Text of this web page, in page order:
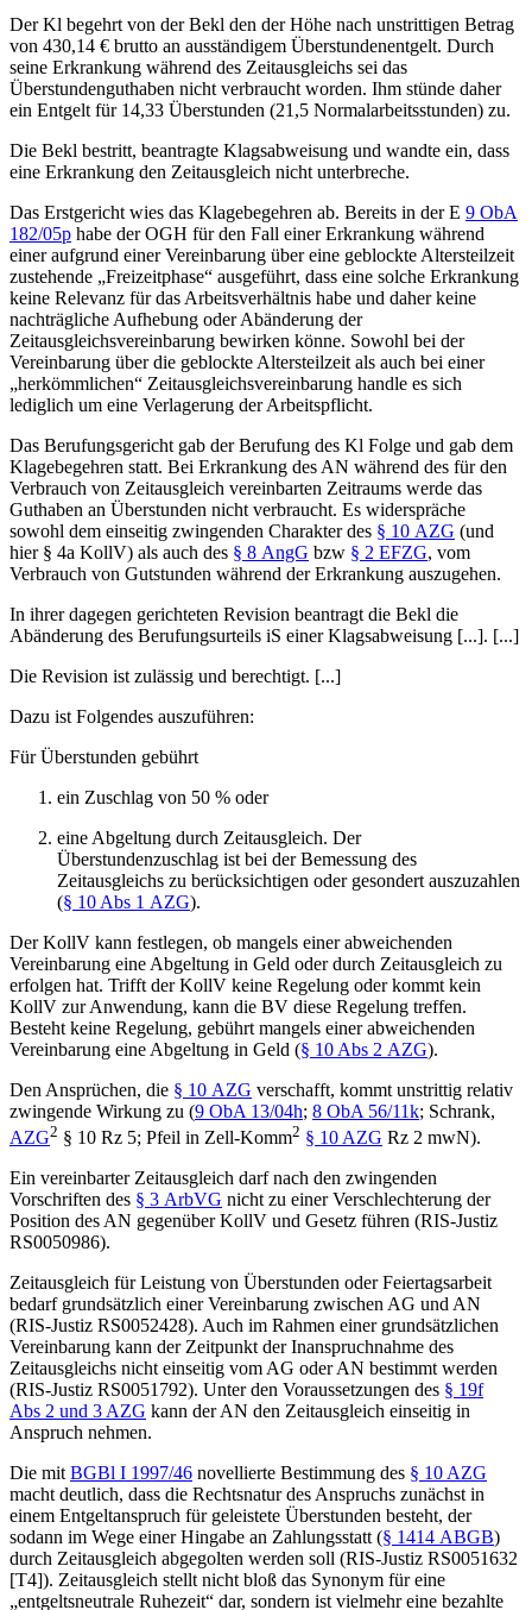
Der Kl begehrt von der Bekl den der Höhe nach unstrittigen Betrag
von 430,14 € brutto an ausständigem Überstundenentgelt. Durch
seine Erkrankung während des Zeitausgleichs sei das
Überstundenguthaben nicht verbraucht worden. Ihm stünde daher
ein Entgelt für 14,33 Überstunden (21,5 Normalarbeitsstunden) zu.
Die Bekl bestritt, beantragte Klagsabweisung und wandte ein, dass
eine Erkrankung den Zeitausgleich nicht unterbreche.
Das Erstgericht wies das Klagebegehren ab. Bereits in der E 9 ObA
182/05p habe derOGH für den Fall einer Erkrankung während
einer aufgrund einer Vereinbarung über eine geblockte Altersteilzeit
zustehende „Freizeitphase“ ausgeführt, dass eine solche Erkrankung
keine Relevanz für das Arbeitsverhältnis habe und daher keine
nachträgliche Aufhebung oder Abänderung der
Zeitausgleichsvereinbarung bewirken könne. Sowohl bei der
Vereinbarung über die geblockte Altersteilzeit als auch bei einer
„herkömmlichen“ Zeitausgleichsvereinbarung handle es sich
lediglich um eine Verlagerung der Arbeitspflicht.
Das Berufungsgericht gab der Berufung des Kl Folge und gab dem
Klagebegehren statt. Bei Erkrankung des AN während des für den
Verbrauch von Zeitausgleich vereinbarten Zeitraums werde das
Guthaben an Überstunden nicht verbraucht. Es widerspräche
sowohl dem einseitig zwingenden Charakter des § 10 AZG (und
hier § 4a KollV) als auch des § 8 AngG bzw § 2 EFZG, vom
Verbrauch von Gutstunden während der Erkrankung auszugehen.
In ihrer dagegen gerichteten Revision beantragt die Bekl die
Abänderung des Berufungsurteils iS einer Klagsabweisung [...]. [...]
Die Revision ist zulässig und berechtigt. [...]
Dazu ist Folgendes auszuführen:
Für Überstunden gebührt
ein Zuschlag von 50 % oder
eine Abgeltung durch Zeitausgleich. Der
Überstundenzuschlag ist bei der Bemessung des
Zeitausgleichs zu berücksichtigen oder gesondert auszuzahlen
(§ 10 Abs 1 AZG).
Der KollV kann festlegen, ob mangels einer abweichenden
Vereinbarung eine Abgeltung in Geld oder durch Zeitausgleich zu
erfolgen hat. Trifft der KollV keine Regelung oder kommt kein
KollV zur Anwendung, kann die BV diese Regelung treffen.
Besteht keine Regelung, gebührt mangels einer abweichenden
Vereinbarung eine Abgeltung in Geld (§ 10 Abs 2 AZG).
Den Ansprüchen, die § 10 AZG verschafft, kommt unstrittig relativ
zwingende Wirkung zu (9 ObA 13/04h; 8 ObA 56/11k; Schrank,
AZG2 § 10 Rz 5; Pfeil in Zell-Komm2 § 10 AZG Rz 2 mwN).
Ein vereinbarter Zeitausgleich darf nach den zwingenden
Vorschriften des § 3 ArbVG nicht zu einer Verschlechterung der
Position des AN gegenüber KollV und Gesetz führen (RIS-Justiz
RS0050986).
Zeitausgleich für Leistung von Überstunden oder Feiertagsarbeit
bedarf grundsätzlich einer Vereinbarung zwischen AG und AN
(RIS-Justiz RS0052428). Auch im Rahmen einer grundsätzlichen
Vereinbarung kann der Zeitpunkt der Inanspruchnahme des
Zeitausgleichs nicht einseitig vom AG oder AN bestimmt werden
(RIS-Justiz RS0051792). Unter den Voraussetzungen des § 19f
Abs 2 und 3 AZG kann der AN den Zeitausgleich einseitig in
Anspruch nehmen.
Die mit BGBl I 1997/46 novellierte Bestimmung des § 10 AZG
macht deutlich, dass die Rechtsnatur des Anspruchs zunächst in
einem Entgeltanspruch für geleistete Überstunden besteht, der
sodann im Wege einer Hingabe an Zahlungsstatt (§ 1414 ABGB)
durch Zeitausgleich abgegolten werden soll (RIS-Justiz RS0051632
[T4]). Zeitausgleich stellt nicht bloß das Synonym für eine
„entgeltsneutrale Ruhezeit“ dar, sondern ist vielmehr eine bezahlte